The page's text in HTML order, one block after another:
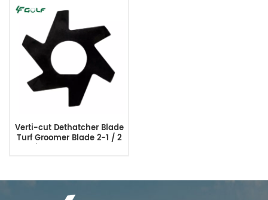
Verti-cut Dethatcher Blade
Turf Groomer Blade 2-1 / 2